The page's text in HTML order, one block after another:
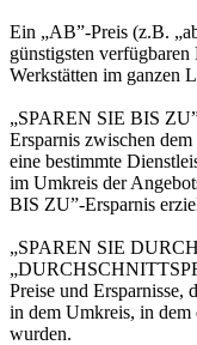
Ein „AB”-Preis (z.B.
günstigsten
Werkstätten im ganzen
„SPAREN SIE BIS
Ersparnis zwischen
eine bestimmte
im Umkreis der
BIS ZU”-Ersparnis
„SPAREN SIE
Preise und Ersparnisse,
in dem Umkreis, in
wurden.